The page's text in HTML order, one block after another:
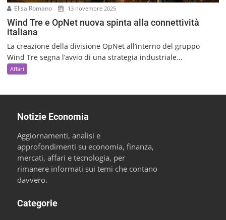
Elisa Romano 13 novembre 2025
Wind Tre e OpNet nuova spinta alla connettività
italiana
La creazione della divisione OpNet all’interno del gruppo
Wind Tre segna l’avvio di una strategia industriale...
Affari
Notizie Economia
Aggiornamenti, analisi e
approfondimenti su economia, finanza,
mercati, affari e tecnologia, per
rimanere informati sui temi che contano
davvero.
Categorie